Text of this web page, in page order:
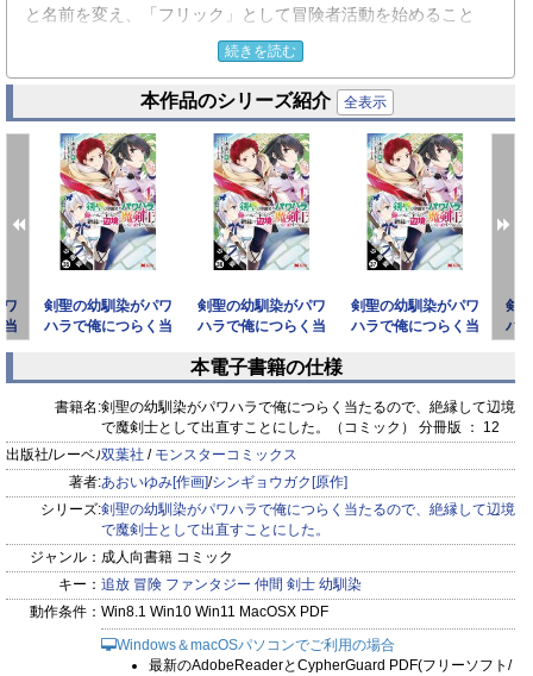
と名前を変え、「フリック」として冒険者活動を始めること
今まで剣の修行しかしてこなかったフリックだが、ギルドの受
付嬢に勧められて魔力量の測定をすると、膨大な魔力を持って
いることが判明！ すると、そこに居合わせた辺境伯令嬢であり
『無限の魔術師』と呼ばれるノエリアに声を掛けられ、「魔力
合わせ」という潜在魔力量などを調べ合う行為をすること
に……。
すると顔を紅潮させ、気絶してしまった――！？
続きを読む
本作品のシリーズ紹介 全表示
ワ
当
剣聖の幼馴染がパワ
ハラで俺につらく当
剣聖の幼馴染がパワ
ハラで俺につらく当
辺境で
剣聖の幼馴染がパワ
ハラで俺につらく当
剣
ハ
prev next
本電子書籍の仕様
書籍名:剣聖の幼馴染がパワハラで俺につらく当たるので、絶縁して辺境
で魔剣士として出直すことにした。（コミック） 分冊版 ： 12
出版社/レーベル:双葉社 / モンスターコミックス
著者:あおいゆみ[作画]/シンギョウガク[原作]
シリーズ:剣聖の幼馴染がパワハラで俺につらく当たるので、絶縁して辺境
で魔剣士として出直すことにした。
ジャンル： 成人向書籍 コミック
キー： 追放 冒険 ファンタジー 仲間 剣士 幼馴染
動作条件： Win8.1 Win10 Win11 MacOSX PDF
Windows＆macOSパソコンでご利用の場合
最新のAdobeReaderとCypherGuard PDF(フリーソフト/